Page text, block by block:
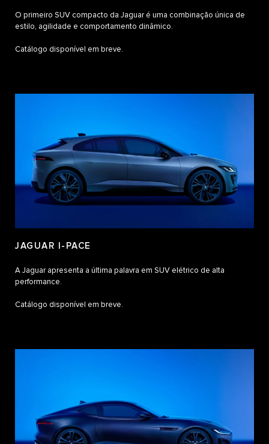
O primeiro SUV compacto da Jaguar é uma combinação única de
estilo, agilidade e comportamento dinâmico.
Catálogo disponível em breve.
JAGUAR I-PACE
A Jaguar apresenta a última palavra em SUV elétrico de alta
performance.
Catálogo disponível em breve.